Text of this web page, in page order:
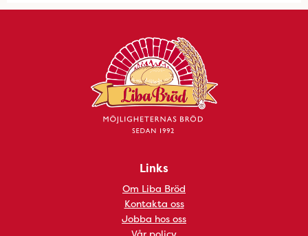
Links
Om Liba Bröd
Kontakta oss
Jobba hos oss